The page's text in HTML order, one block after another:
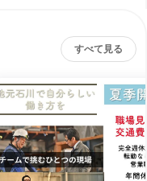
すべて見る